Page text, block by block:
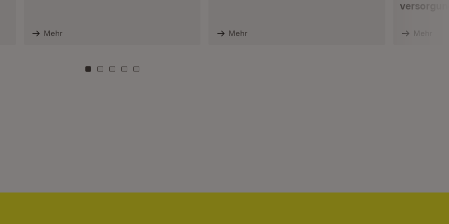
Mehr Mehr Mehr
Zu Kachel: 0
Zu Kachel: 3
Zu Kachel: 6
Zu Kachel: 9
Zu Kachel: 12